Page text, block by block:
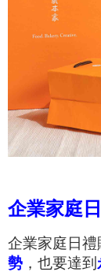
企業家庭
企業家庭日禮
勢 ，也要達到